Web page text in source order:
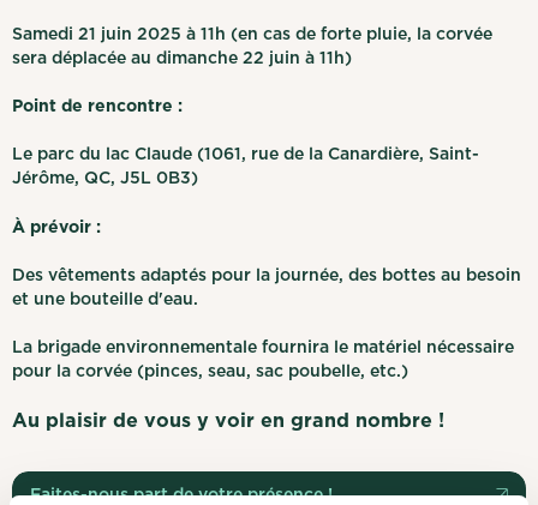
Samedi 21 juin 2025 à 11h (en cas de forte pluie, la corvée
sera déplacée au dimanche 22 juin à 11h)
Point de rencontre :
Le parc du lac Claude (1061, rue de la Canardière, Saint-
Jérôme, QC, J5L 0B3)
À prévoir :
Des vêtements adaptés pour la journée, des bottes au besoin
et une bouteille d'eau.
La brigade environnementale fournira le matériel nécessaire
pour la corvée (pinces, seau, sac poubelle, etc.)
Au plaisir de vous y voir en grand nombre !
Faites-nous part de votre présence !